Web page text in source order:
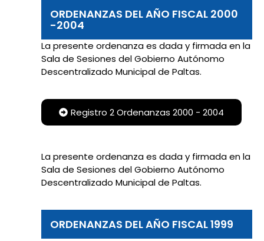
ORDENANZAS DEL AÑO FISCAL 2000
-2004
La presente ordenanza es dada y firmada en la
Sala de Sesiones del Gobierno Autónomo
Descentralizado Municipal de Paltas.
Registro 2 Ordenanzas 2000 - 2004
La presente ordenanza es dada y firmada en la
Sala de Sesiones del Gobierno Autónomo
Descentralizado Municipal de Paltas.
ORDENANZAS DEL AÑO FISCAL 1999